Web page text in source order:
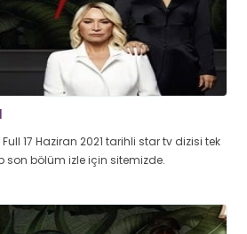
17 Haziran 2021 tarihli star tv dizisi tek
son bölüm izle için sitemizde.